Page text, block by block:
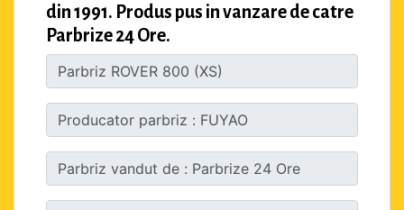
din 1991. Produs pus in vanzare de catre
Parbrize 24 Ore.